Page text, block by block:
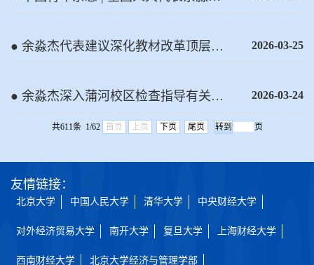
杰：进一步推进节假日改革，维护劳动
● 余淼杰代表建议深化教材改革顶层设
计,以优秀传统文化滋养青少年法治素养
2026-03-25
● 余淼杰深入蒲河校区检查指导有关工
作
2026-03-24
共611条 1/62 首页 上页 下页 尾页 页
友情链接：
北京大学 中国人民大学 清华大学 中央财经大学
对外经济贸易大学 南开大学 复旦大学 上海财经大学
西南财经大学 北京大学经济与管理学部